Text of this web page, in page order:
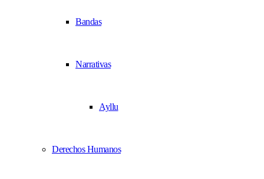
Bandas
Narrativas
Ayllu
Derechos Humanos